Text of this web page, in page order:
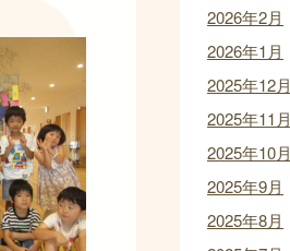
2026年2月
2026年1月
2025年12月
2025年11月
2025年10月
2025年9月
2025年8月